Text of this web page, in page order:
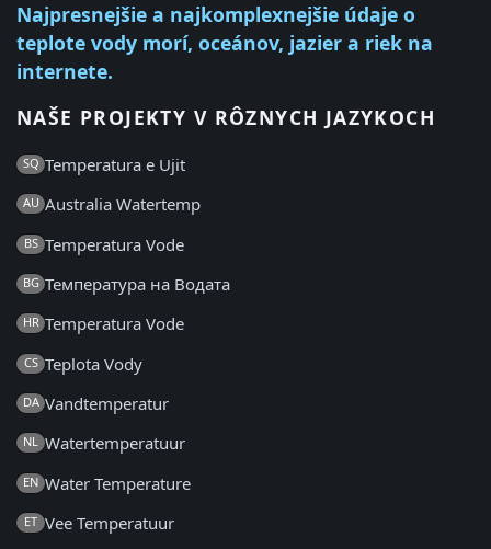
Najpresnejšie a najkomplexnejšie údaje o
teplote vody morí, oceánov, jazier a riek na
internete.
NAŠE PROJEKTY V RÔZNYCH JAZYKOCH
SQ Temperatura e Ujit
AU Australia Watertemp
BS Temperatura Vode
BG Температура на Водата
HR Temperatura Vode
CS Teplota Vody
DA Vandtemperatur
NL Watertemperatuur
EN Water Temperature
ET Vee Temperatuur